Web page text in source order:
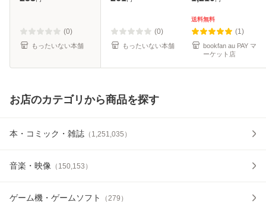
料】
(0)
もったいない本舗
(0)
もったいない本舗
送料無料
(1)
bookfan au PAY マ
ーケット店
お店のカテゴリから商品を探す
本・コミック・雑誌 （ 1,251,035 ）
音楽・映像 （ 150,153 ）
ゲーム機・ゲームソフト （279 ）